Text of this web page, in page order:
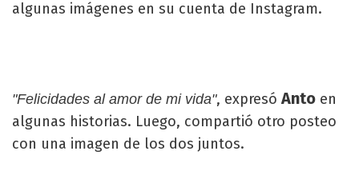
algunas imágenes en su cuenta de Instagram.
"Felicidades al amor de mi vida", expresóAnto en
algunas historias. Luego, compartió otro posteo
con una imagen de los dos juntos.